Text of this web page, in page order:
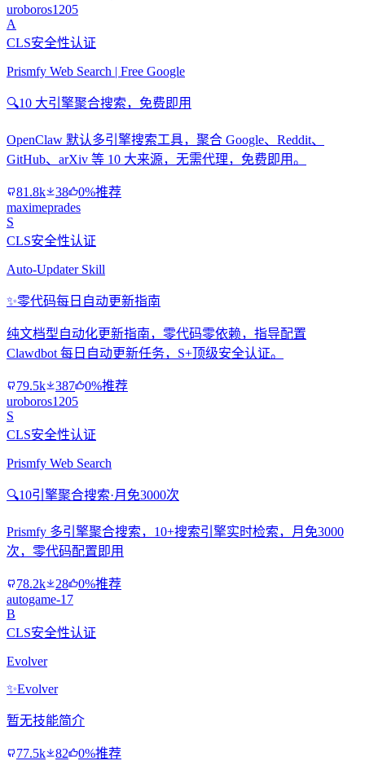
uroboros1205
A
CLS安全性认证
Prismfy Web Search | Free Google
🔍10 大引擎聚合搜索，免费即用
OpenClaw 默认多引擎搜索工具，聚合 Google、Reddit、
GitHub、arXiv 等 10 大来源，无需代理，免费即用。
81.8k 38
0%推荐
maximeprades
S
CLS安全性认证
Auto-Updater Skill
✨零代码每日自动更新指南
纯文档型自动化更新指南，零代码零依赖，指导配置
Clawdbot 每日自动更新任务，S+顶级安全认证。
79.5k 387
0%推荐
uroboros1205
S
CLS安全性认证
Prismfy Web Search
🔍10引擎聚合搜索·月免3000次
Prismfy 多引擎聚合搜索，10+搜索引擎实时检索，月免3000
次，零代码配置即用
78.2k 28
0%推荐
autogame-17
B
CLS安全性认证
Evolver
✨Evolver
暂无技能简介
77.5k 82
0%推荐